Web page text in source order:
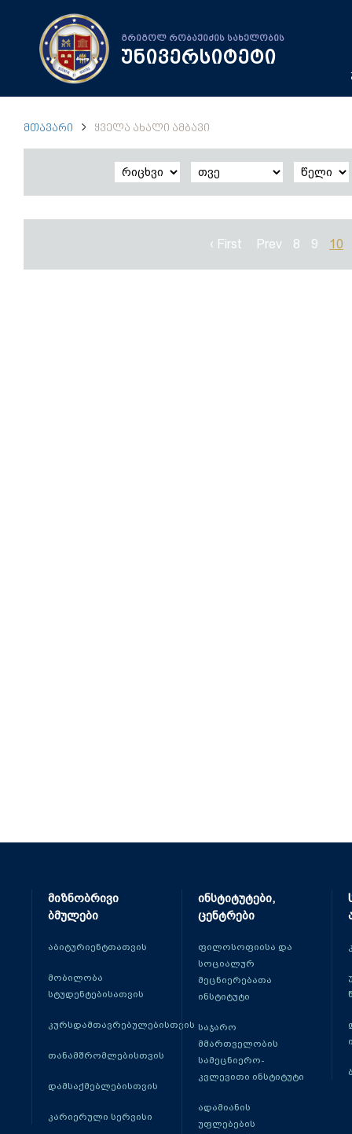
გრიგოლ რობაქიძის სახელობის
უნივერსიტეტი
ᲛᲗᲐᲕᲐᲠᲘ ᲧᲕᲔᲚᲐ ᲐᲮᲐᲚᲘ ᲐᲛᲑᲐᲕᲘ
‹ First Prev 8 9 10
მიზნობრივი
ბმულები
აბიტურიენტთათვის
მობილობა
სტუდენტებისათვის
კურსდამთავრებულებისთვის
თანამშრომლებისთვის
დამსაქმებლებისთვის
კარიერული სერვისი
ინსტიტუტები,
ცენტრები
ფილოსოფიისა და
სოციალურ
მეცნიერებათა
ინსტიტუტი
საჯარო
მმართველობის
სამეცნიერო-
კვლევითი ინსტიტუტი
ადამიანის
უფლებების